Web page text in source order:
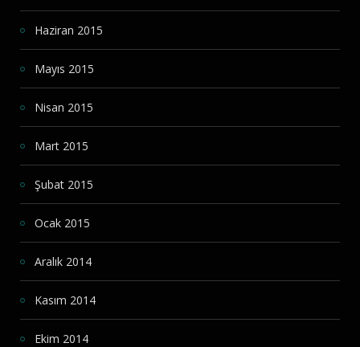
Haziran 2015
Mayıs 2015
Nisan 2015
Mart 2015
Şubat 2015
Ocak 2015
Aralık 2014
Kasım 2014
Ekim 2014